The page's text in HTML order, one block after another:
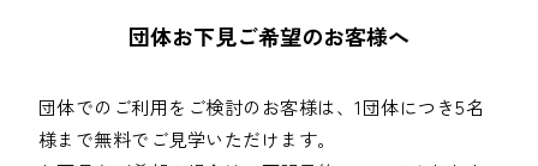
団体お下見ご希望のお客様へ
団体でのご利用をご検討のお客様は、1団体につき5名
様まで無料でご見学いただけます。